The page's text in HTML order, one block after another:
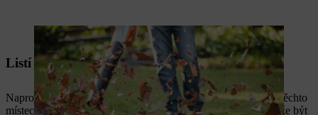
Fukary pomáhají udržet zdravý trávník.
Listí pod stromy a keři
Naproti tomu listí, které padá pod stromy a keře, zúrodňuje v těchto
místech půdu, a to dokonce ve velké míře. Vrstva listí zde může být